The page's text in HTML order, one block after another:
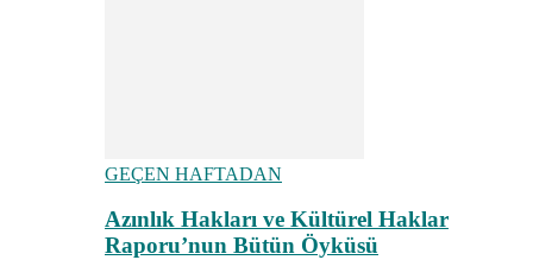
GEÇEN HAFTADAN
Azınlık Hakları ve Kültürel Haklar
Raporu’nun Bütün Öyküsü